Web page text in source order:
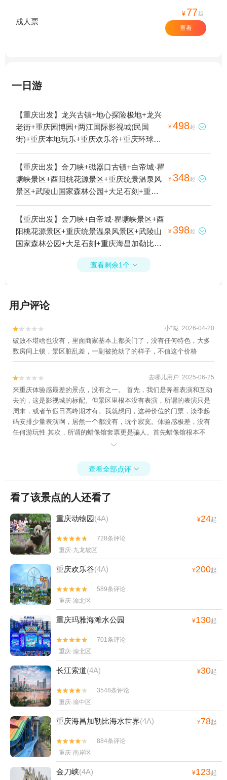
成人票
¥ 77起
查看
一日游
【重庆出发】龙兴古镇+地心探险极地+龙兴
老街+重庆园博园+两江国际影视城(民国
街)+重庆本地玩乐+重庆欢乐谷+重庆环球游
乐城1日游
¥498起 
【重庆出发】金刀峡+磁器口古镇+白帝城·瞿
塘峡景区+酉阳桃花源景区+重庆统景温泉风
景区+武陵山国家森林公园+大足石刻+重庆
海昌加勒比海水世界+黑山谷风景区+重庆动
物园+金佛山+四面山+钓鱼城+云阳龙缸国家
地质公园+神女峰+融汇温泉城+万州大瀑布
+重庆两江游+816工程景区+重庆两江游-朝天
世界+美心红酒小镇+武陵山大裂谷+两江国
端乐园+重庆两江游-金碧系列+重庆云端之眼
观景台+两江小渡1日游
¥348起 
【重庆出发】金刀峡+白帝城·瞿塘峡景区+酉
阳桃花源景区+重庆统景温泉风景区+武陵山
国家森林公园+大足石刻+重庆海昌加勒比海
水世界+黑山谷风景区+重庆动物园+金佛山
+四面山+钓鱼城+云阳龙缸国家地质公园+乌
区+重庆两江游-朝天系列+乐和乐都动物主题
陵山大裂谷+两江国际影视城(民国街)+四面
山漂流+重庆欢乐谷+万州平湖游+南天湖景
区+叠石花谷+濯水景区+三峡之巅景区+《重
¥398起 
查看剩余1个 
用户评论

 小*哒 2026-04-20
破败不堪啥也没有，里面商家基本上都关门了，没有任何特色，大多
数房间上锁，景区脏乱差，一副被抢劫了的样子，不值这个价格

 去哪儿用户 2025-06-25
来重庆体验感最差的景点，没有之一。 首先，我们是奔着表演和互动
去的，这是影视城的标配。但景区里根本没有表演，所谓的表演只是
周末，或者节假日高峰期才有。我就想问，这种价位的门票，淡季起
码安排少量表演啊，居然一个都没有，玩个寂寞。体验感极差，没有
任何游玩性 其次，所谓的蜡像馆套票更是骗人。首先蜡像馆根本不
像，设施陈旧，好多蜡像的手都断了。 第三，交通不方便，位置又偏
无体验感，一星差评实至名归！！

查看全部点评 
看了该景点的人还看了
重庆动物园(4A) ¥24起


728条评论
重庆·九龙坡区
重庆欢乐谷(4A) ¥200起


589条评论
重庆·渝北区
重庆玛雅海滩水公园 ¥130起


701条评论
重庆·渝北区
长江索道(4A) ¥30起


3548条评论
重庆·渝中区
重庆海昌加勒比海水世界(4A) ¥78起


884条评论
重庆·南岸区
金刀峡(4A) ¥123起